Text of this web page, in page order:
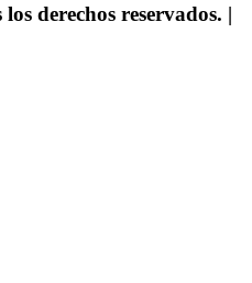
derechos reservados. |